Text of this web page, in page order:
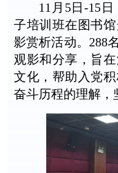
11月5日-15
子培训班在图书
影赏析活动。288
观影和分享，旨
文化，帮助入党
奋斗历程的理解，